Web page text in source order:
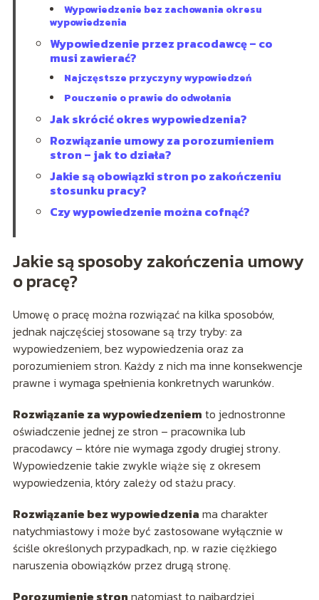
Wypowiedzenie bez zachowania okresu
wypowiedzenia
Wypowiedzenie przez pracodawcę – co
musi zawierać?
Najczęstsze przyczyny wypowiedzeń
Pouczenie o prawie do odwołania
Jak skrócić okres wypowiedzenia?
Rozwiązanie umowy za porozumieniem
stron – jak to działa?
Jakie są obowiązki stron po zakończeniu
stosunku pracy?
Czy wypowiedzenie można cofnąć?
Jakie są sposoby zakończenia umowy
o pracę?
Umowę o pracę można rozwiązać na kilka sposobów,
jednak najczęściej stosowane są trzy tryby: za
wypowiedzeniem, bez wypowiedzenia oraz za
porozumieniem stron. Każdy z nich ma inne konsekwencje
prawne i wymaga spełnienia konkretnych warunków.
Rozwiązanie za wypowiedzeniem to jednostronne
oświadczenie jednej ze stron – pracownika lub
pracodawcy – które nie wymaga zgody drugiej strony.
Wypowiedzenie takie zwykle wiąże się z okresem
wypowiedzenia, który zależy od stażu pracy.
Rozwiązanie bez wypowiedzenia ma charakter
natychmiastowy i może być zastosowane wyłącznie w
ściśle określonych przypadkach, np. w razie ciężkiego
naruszenia obowiązków przez drugą stronę.
Porozumienie stron natomiast to najbardziej